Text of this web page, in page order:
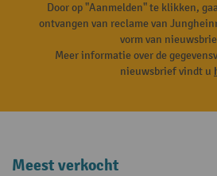
Door op "Aanmelden" te klikken,
ontvangen van reclame van
vorm van
Meer informatie over de
nieuwsbrief vindt u
Meest verkocht